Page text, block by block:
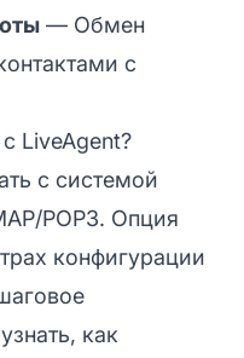
— Обмен
с
LiveAgent?
с системой
POP3. Опция
конфигурации
как